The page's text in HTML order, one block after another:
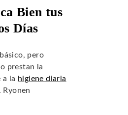
Bien tus
Días
pero
prestan la
a la higiene diaria
Ryonen